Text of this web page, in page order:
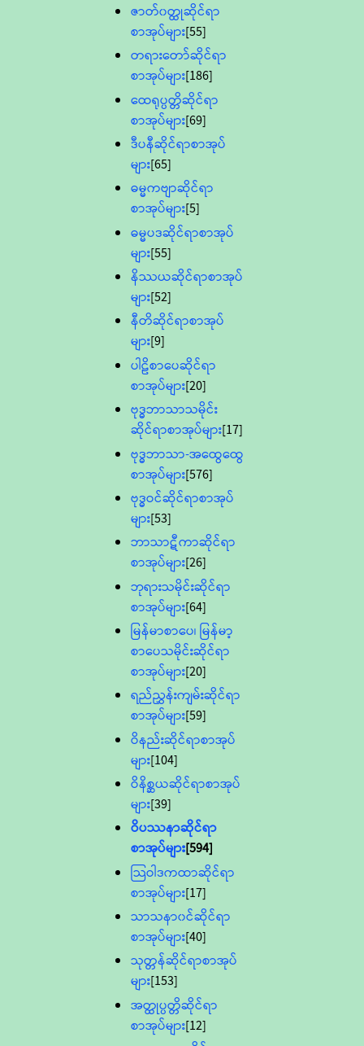
ဇာတ်၀တ္ထုဆိုင်ရာ
စာအုပ်များ[55]
တရားတော်ဆိုင်ရာ
စာအုပ်များ[186]
ထေရုပ္ပတ္တိဆိုင်ရာ
စာအုပ်များ[69]
ဒီပနီဆိုင်ရာစာအုပ်
များ[65]
ဓမ္မကဗျာဆိုင်ရာ
စာအုပ်များ[5]
ဓမ္မပဒဆိုင်ရာစာအုပ်
များ[55]
နိဿယဆိုင်ရာစာအုပ်
များ[52]
နီတိဆိုင်ရာစာအုပ်
များ[9]
ပါဠိစာပေဆိုင်ရာ
စာအုပ်များ[20]
ဗုဒ္ဓဘာသာသမိုင်း
ဆိုင်ရာစာအုပ်များ[17]
ဗုဒ္ဓဘာသာ-အထွေထွေ
စာအုပ်များ[576]
ဗုဒ္ဓဝင်ဆိုင်ရာစာအုပ်
များ[53]
ဘာသာဋီကာဆိုင်ရာ
စာအုပ်များ[26]
ဘုရားသမိုင်းဆိုင်ရာ
စာအုပ်များ[64]
မြန်မာစာပေ၊ မြန်မာ့
စာပေသမိုင်းဆိုင်ရာ
စာအုပ်များ[20]
ရည်ညွှန်းကျမ်းဆိုင်ရာ
စာအုပ်များ[59]
ဝိနည်းဆိုင်ရာစာအုပ်
များ[104]
ဝိနိစ္ဆယဆိုင်ရာစာအုပ်
များ[39]
ဝိပဿနာဆိုင်ရာ
စာအုပ်များ[594]
သြဝါဒကထာဆိုင်ရာ
စာအုပ်များ[17]
သာသနာ၀င်ဆိုင်ရာ
စာအုပ်များ[40]
သုတ္တန်ဆိုင်ရာစာအုပ်
များ[153]
အတ္ထုပ္ပတ္တိဆိုင်ရာ
စာအုပ်များ[12]